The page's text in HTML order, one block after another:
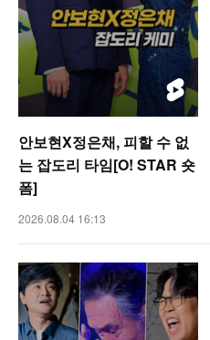
안보현X정은채, 피할 수 없
는 잡도리 타임[O! STAR 숏
폼]
2026.08.04 16:13